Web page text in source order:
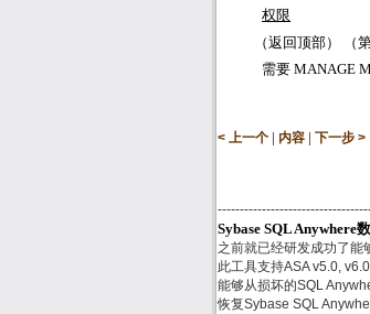
权限
（返回顶部） （
需要 MANAGE
< 上一个 | 内容 | 下一步 >
Sybase SQL Anywhere
之前就已经研发成功了能
此工具支持ASA v5.0,
能够从损坏的SQL
恢复Sybase SQL